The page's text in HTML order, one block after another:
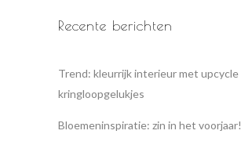
Recente berichten
Trend: kleurrijk interieur met upcycle
kringloopgelukjes
Bloemeninspiratie: zin in het voorjaar!